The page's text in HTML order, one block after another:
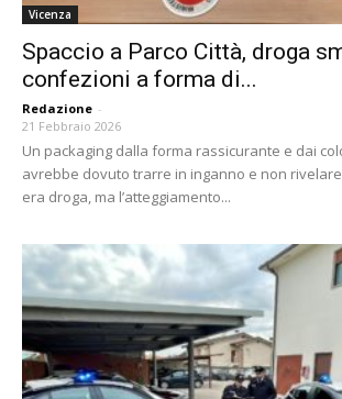
Vicenza
Spaccio a Parco Città, droga
confezioni a forma di...
Redazione -
21 Febbraio 2026
Un packaging dalla forma rassicurante e dai
avrebbe dovuto trarre in inganno e non
era droga, ma l’atteggiamento...